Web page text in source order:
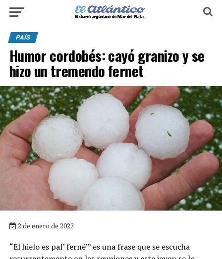
PAÍS
Humor cordobés: cayó granizo y se
hizo un tremendo fernet
2 de enero de 2022
“El hielo es pal’ ferné’” es una frase que se escucha